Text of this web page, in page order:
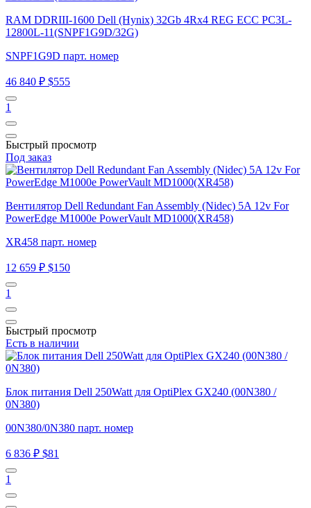
RAM DDRIII-1600 Dell (Hynix) 32Gb 4Rx4 REG ECC PC3L-
12800L-11(SNPF1G9D/32G)
SNPF1G9D парт. номер
46 840 ₽ $555
1
Быстрый просмотр
Под заказ
Вентилятор Dell Redundant Fan Assembly (Nidec) 5A 12v For
PowerEdge M1000e PowerVault MD1000(XR458)
XR458 парт. номер
12 659 ₽ $150
1
Быстрый просмотр
Есть в наличии
Блок питания Dell 250Watt для OptiPlex GX240 (00N380 /
0N380)
00N380/0N380 парт. номер
6 836 ₽ $81
1